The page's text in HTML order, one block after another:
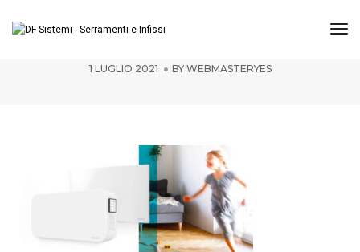
alpac6
1 LUGLIO 2021 BY WEBMASTERYES